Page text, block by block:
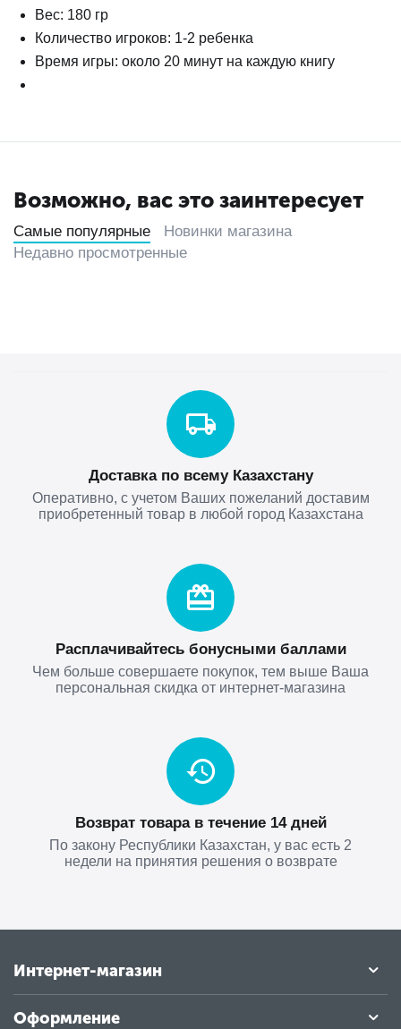
Вес: 180 гр
Количество игроков: 1-2 ребенка
Время игры: около 20 минут на каждую книгу
Возможно, вас это заинтересует
Самые популярные
Новинки магазина
Недавно просмотренные
Доставка по всему Казахстану
Оперативно, с учетом Ваших пожеланий доставим
приобретенный товар в любой город Казахстана
Расплачивайтесь бонусными баллами
Чем больше совершаете покупок, тем выше Ваша
персональная скидка от интернет-магазина
Возврат товара в течение 14 дней
По закону Республики Казахстан, у вас есть 2
недели на принятия решения о возврате
Интернет-магазин
Оформление